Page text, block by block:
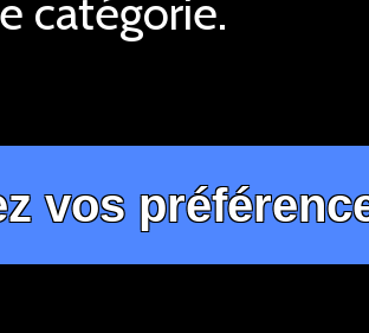
catégorie.